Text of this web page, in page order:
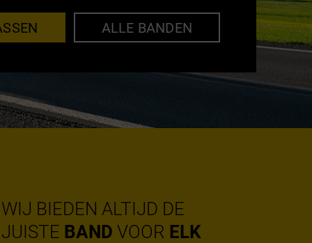
ALLE BANDEN
WIJ BIEDEN ALTIJD DE
JUISTE BAND VOOR ELK